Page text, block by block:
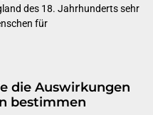
des 18. Jahrhunderts sehr
für
die Auswirkungen
bestimmen